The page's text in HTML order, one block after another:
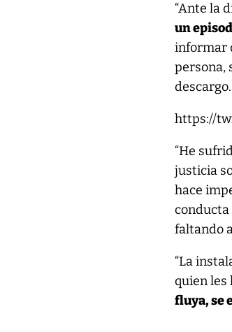
“Ante la
un
informar
persona,
descargo.
https://
“He
justicia
hace
conducta
faltando
“La
quien les
fluya, se